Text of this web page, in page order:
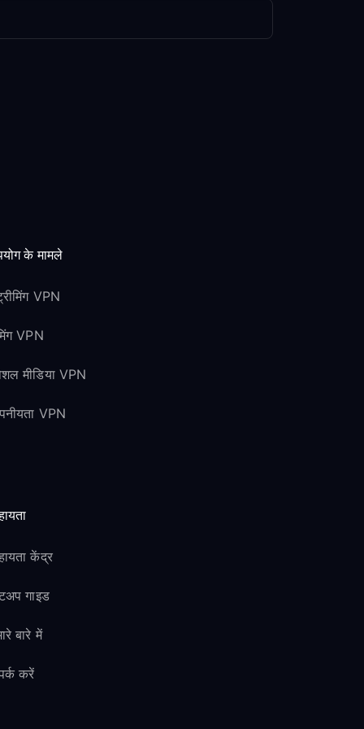
के मामले
VPN
VPN
मीडिया VPN
VPN
केंद्र
गाइड
बारे में
करें